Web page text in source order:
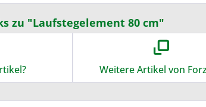
zu "Laufstegelement 80 cm"
Weitere Artikel von